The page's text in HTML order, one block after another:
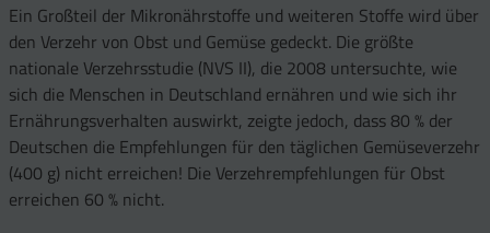
Ein Großteil der Mikronährstoffe und weiteren Stoffe wird über
den Verzehr von Obst und Gemüse gedeckt. Die größte
nationale Verzehrsstudie (NVS II), die 2008 untersuchte, wie
sich die Menschen in Deutschland ernähren und wie sich ihr
Ernährungsverhalten auswirkt, zeigte jedoch, dass 80 % der
Deutschen die Empfehlungen für den täglichen Gemüseverzehr
(400 g) nicht erreichen! Die Verzehrempfehlungen für Obst
erreichen 60 % nicht.